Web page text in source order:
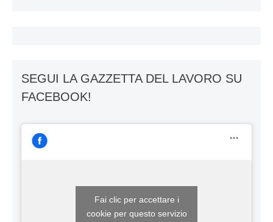
SEGUI LA GAZZETTA DEL LAVORO SU
FACEBOOK!
Fai clic per accettare i
cookie per questo servizio